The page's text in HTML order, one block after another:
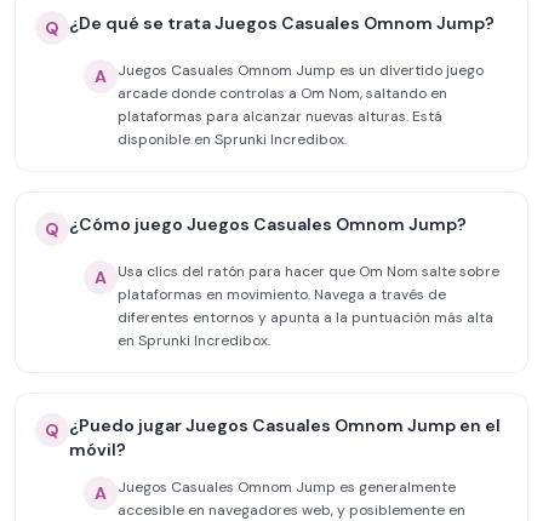
Q ¿De qué se trata Juegos Casuales Omnom Jump?
A
Juegos Casuales Omnom Jump es un divertido juego
arcade donde controlas a Om Nom, saltando en
plataformas para alcanzar nuevas alturas. Está
disponible en Sprunki Incredibox.
Q ¿Cómo juego Juegos Casuales Omnom Jump?
A
Usa clics del ratón para hacer que Om Nom salte sobre
plataformas en movimiento. Navega a través de
diferentes entornos y apunta a la puntuación más alta
en Sprunki Incredibox.
Q ¿Puedo jugar Juegos Casuales Omnom Jump en el
móvil?
A
Juegos Casuales Omnom Jump es generalmente
accesible en navegadores web, y posiblemente en